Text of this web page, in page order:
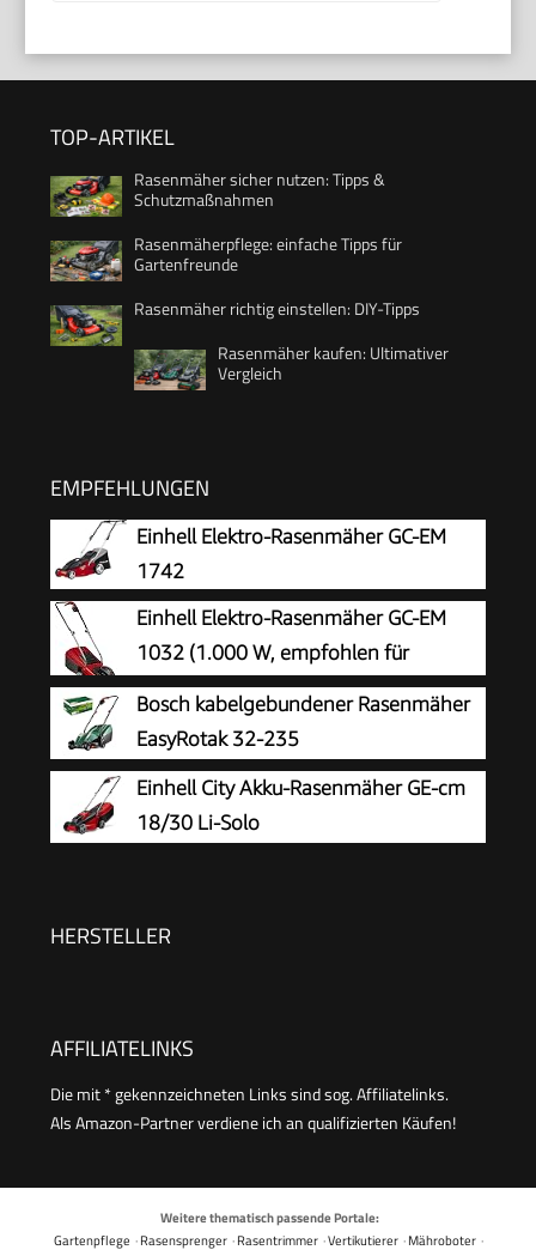
TOP-ARTIKEL
Rasenmäher sicher nutzen: Tipps &
Schutzmaßnahmen
Rasenmäherpflege: einfache Tipps für
Gartenfreunde
Rasenmäher richtig einstellen: DIY-Tipps
Rasenmäher kaufen: Ultimativer
Vergleich
EMPFEHLUNGEN
Einhell Elektro-Rasenmäher GC-EM
1742
Einhell Elektro-Rasenmäher GC-EM
1032 (1.000 W, empfohlen für
Rasenflächen bis 300 m², 3-stufige
Einzelrad-Schnitthöhenverstellung, klappbarer
Führungsholm, 30 l-Grasfangbox)
Bosch kabelgebundener Rasenmäher
EasyRotak 32-235
Einhell City Akku-Rasenmäher GE-cm
18/30 Li-Solo
HERSTELLER
AFFILIATELINKS
Die mit * gekennzeichneten Links sind sog. Affiliatelinks.
Als Amazon-Partner verdiene ich an qualifizierten Käufen!
Weitere thematisch passende Portale:
Gartenpflege ·Rasensprenger·Rasentrimmer·Vertikutierer·Mähroboter·